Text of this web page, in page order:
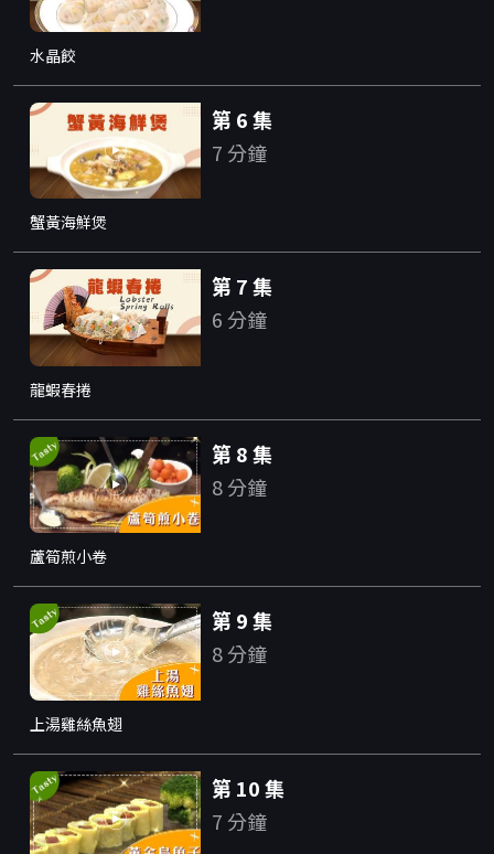
水晶餃
第 6 集
7 分鐘
蟹黃海鮮煲
第 7 集
6 分鐘
龍蝦春捲
第 8 集
8 分鐘
蘆筍煎小卷
第 9 集
8 分鐘
上湯雞絲魚翅
第 10 集
7 分鐘